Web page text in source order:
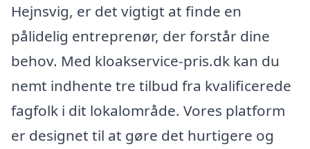
Hejnsvig, er det vigtigt at finde en
pålidelig entreprenør, der forstår dine
behov. Med kloakservice-pris.dk kan du
nemt indhente tre tilbud fra kvalificerede
fagfolk i dit lokalområde. Vores platform
er designet til at gøre det hurtigere og